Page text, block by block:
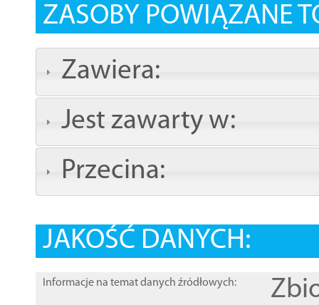
ZASOBY POWIĄZANE
Zawiera:
Jest zawarty w:
Przecina:
JAKOŚĆ DANYCH:
Informacje na temat danych źródłowych: